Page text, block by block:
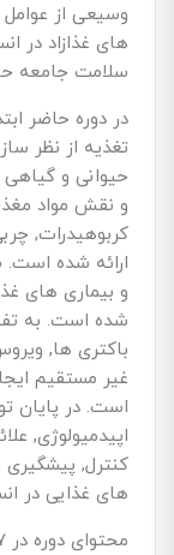
وسیعی از
های غذازاد در
سلامت جامعه
در دوره حاضر
تغذیه از نظر
حیوانی و
و نقش مواد
کربوهیدرات,
ارائه شده
و بیماری های
شده است. به
باکتری ها,
غیر مستقیم
است. در پایان
اپیدمیولوژی,
کنترل,
های غذایی در